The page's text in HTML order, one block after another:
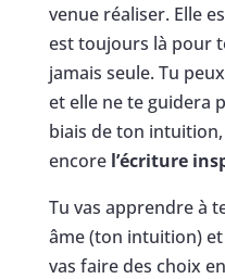
venue réaliser. Elle
est toujours là pour
jamais seule. Tu
et elle ne te guidera
biais de ton intuition,
encore l’écriture
Tu vas apprendre à
âme (ton intuition)
vas faire des choix